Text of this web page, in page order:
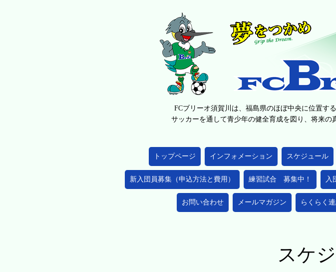
FCブリーオ須賀川は、福島県のほぼ中央に位置す
サッカーを通して青少年の健全育成を図り、将来
トップページ インフォメーション スケジュール
新入団員募集（申込方法と費用） 練習試合 募集中！ 入
お問い合わせ メールマガジン らくらく
スケ